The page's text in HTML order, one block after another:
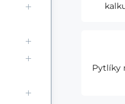
Pytlíky